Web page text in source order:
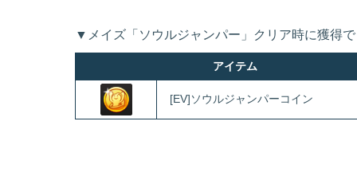
▼メイズ「ソウルジャンパー」クリア時に獲得
アイテム
[EV]ソウルジャンパーコイン